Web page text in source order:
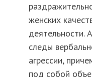
женских
деятельности.
следы
агрессии,
под собой